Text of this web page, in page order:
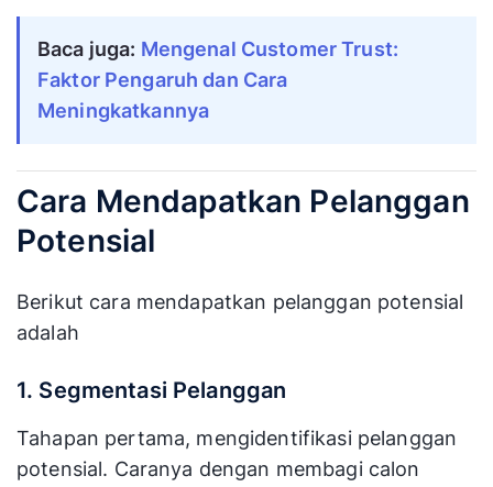
Baca juga: Mengenal Customer Trust:
Faktor Pengaruh dan Cara
Meningkatkannya
Cara Mendapatkan Pelanggan
Potensial
Berikut cara mendapatkan pelanggan potensial
adalah
1. Segmentasi Pelanggan
Tahapan pertama, mengidentifikasi pelanggan
potensial. Caranya dengan membagi calon